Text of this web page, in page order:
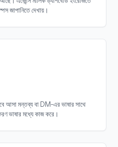
জাপানিতে দেখায়।
আসা মন্তব্য বা DM-এর ভাষার সাথে
ভাষার মধ্যে কাজ করে।